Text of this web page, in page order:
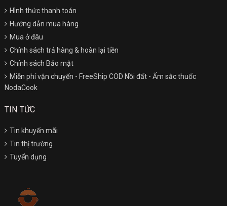
Hình thức thanh toán
Hướng dẫn mua hàng
Mua ở đâu
Chính sách trả hàng & hoàn lại tiền
Chính sách Bảo mật
Miễn phí vận chuyển - FreeShip COD Nồi đất - Ấm sắc thuốc
NodaCook
TIN TỨC
Tin khuyến mãi
Tin thị trường
Tuyển dụng